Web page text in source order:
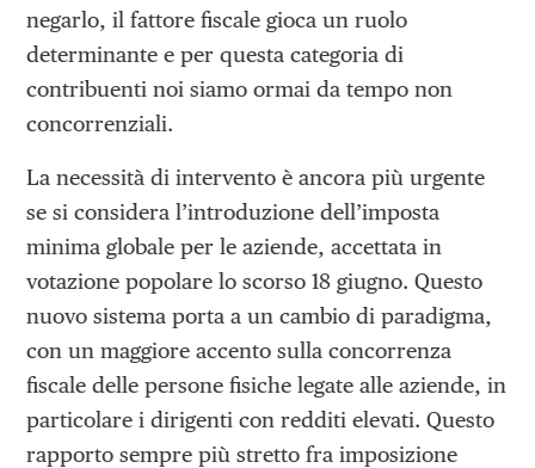
negarlo, il fattore fiscale gioca un ruolo
determinante e per questa categoria di
contribuenti noi siamo ormai da tempo non
concorrenziali.
La necessità di intervento è ancora più urgente
se si considera l’introduzione dell’imposta
minima globale per le aziende, accettata in
votazione popolare lo scorso 18 giugno. Questo
nuovo sistema porta a un cambio di paradigma,
con un maggiore accento sulla concorrenza
fiscale delle persone fisiche legate alle aziende, in
particolare i dirigenti con redditi elevati. Questo
rapporto sempre più stretto fra imposizione